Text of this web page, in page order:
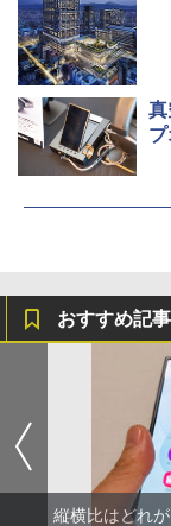
真
おすすめ記事
縦横比はどれ